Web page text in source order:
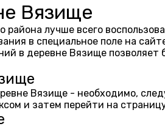
Вязище
лучше всего
в специальное поле на
в деревне Вязище
Вязище - необходимо,
и затем перейти на